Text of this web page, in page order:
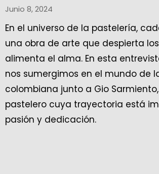
Junio 8, 2024
En el universo de la pastelería,
una obra de arte que despierta
alimenta el alma. En esta
nos sumergimos en el mundo de
colombiana junto a Gio
pastelero cuya trayectoria está
pasión y dedicación.